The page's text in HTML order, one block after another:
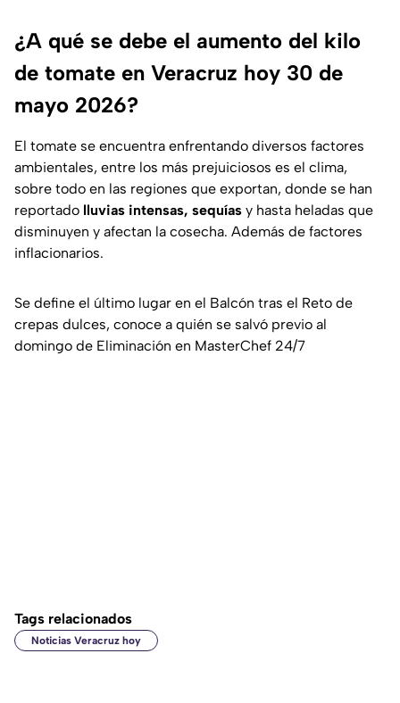
¿A qué se debe el aumento del kilo
de tomate en Veracruz hoy 30 de
mayo 2026?
El tomate se encuentra enfrentando diversos factores
ambientales, entre los más prejuiciosos es el clima,
sobre todo en las regiones que exportan, donde se han
reportado lluvias intensas, sequías y hasta heladas que
disminuyen y afectan la cosecha. Además de factores
inflacionarios.
Se define el último lugar en el Balcón tras el Reto de
crepas dulces, conoce a quién se salvó previo al
domingo de Eliminación en MasterChef 24/7
Tags relacionados
Noticias Veracruz hoy